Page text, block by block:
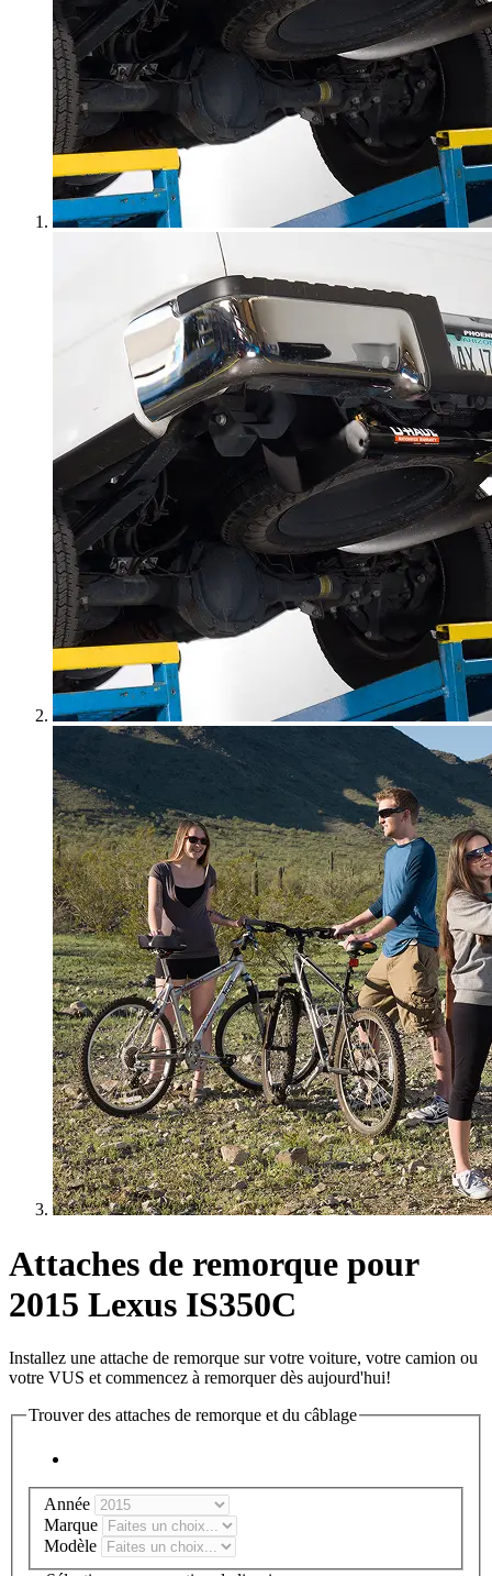
Attaches de remorque pour
2015 Lexus IS350C
Installez une attache de remorque sur votre voiture, votre camion ou
votre VUS et commencez à remorquer dès aujourd'hui!
Trouver des attaches de remorque et du câblage
Année
Marque
Modèle